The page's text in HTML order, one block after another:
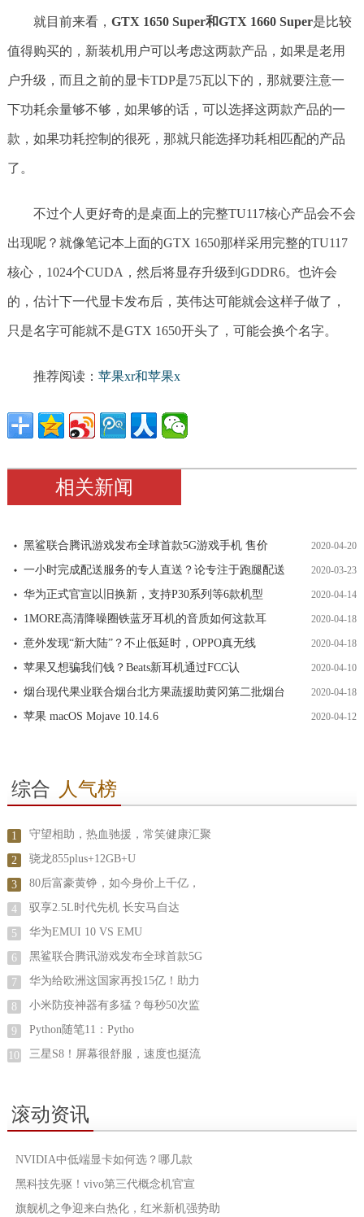
就目前来看， GTX 1650 Super和GTX 1660 Super是比较
值得购买的，新装机用户可以考虑这两款产品，如果是老用
户升级，而且之前的显卡TDP是75瓦以下的，那就要注意一
下功耗余量够不够，如果够的话，可以选择这两款产品的一
款，如果功耗控制的很死，那就只能选择功耗相匹配的产品
了。
不过个人更好奇的是桌面上的完整TU117核心产品会不会
出现呢？就像笔记本上面的GTX 1650那样采用完整的TU117
核心，1024个CUDA，然后将显存升级到GDDR6。也许会
的，估计下一代显卡发布后，英伟达可能就会这样子做了，
只是名字可能就不是GTX 1650开头了，可能会换个名字。
推荐阅读： 苹果xr和苹果x
相关新闻
黑鲨联合腾讯游戏发布全球首款5G游戏手机 售价 2020-04-20
一小时完成配送服务的专人直送？论专注于跑腿配送 2020-03-23
华为正式官宣以旧换新，支持P30系列等6款机型 2020-04-14
1MORE高清降噪圈铁蓝牙耳机的音质如何这款耳 2020-04-18
意外发现“新大陆”？不止低延时，OPPO真无线 2020-04-18
苹果又想骗我们钱？Beats新耳机通过FCC认 2020-04-10
烟台现代果业联合烟台北方果蔬援助黄冈第二批烟台 2020-04-18
苹果 macOS Mojave 10.14.6 2020-04-12
综合 人气榜
1 守望相助，热血驰援，常笑健康汇聚
2 骁龙855plus+12GB+U
3 80后富豪黄铮，如今身价上千亿，
4 驭享2.5L时代先机 长安马自达
5 华为EMUI 10 VS EMU
6 黑鲨联合腾讯游戏发布全球首款5G
7 华为给欧洲这国家再投15亿！助力
8 小米防疫神器有多猛？每秒50次监
9 Python随笔11：Pytho
10 三星S8！屏幕很舒服，速度也挺流
滚动资讯
NVIDIA中低端显卡如何选？哪几款
黑科技先驱！vivo第三代概念机官宣
旗舰机之争迎来白热化，红米新机强势助